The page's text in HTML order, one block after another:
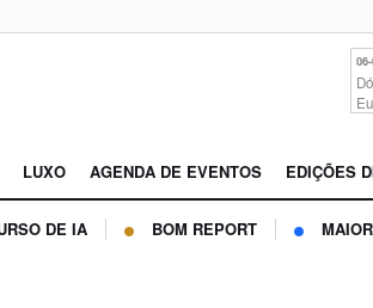
LUXO AGENDA DE EVENTOS EDIÇÕES
DE IA BOM REPORT